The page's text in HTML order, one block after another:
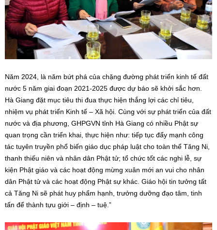
Năm 2024, là năm bứt phá của chặng đường phát triển kinh tế đất
nước 5 năm giai đoạn 2021-2025 được dự báo sẽ khởi sắc hơn.
Hà Giang đặt mục tiêu thi đua thực hiện thắng lợi các chỉ tiêu,
nhiệm vụ phát triển Kinh tế – Xã hội. Cùng với sự phát triển của đất
nước và địa phương, GHPGVN tỉnh Hà Giang có nhiều Phật sự
quan trọng cần triển khai, thực hiện như: tiếp tục đẩy mạnh công
tác tuyên truyền phổ biến giáo dục pháp luật cho toàn thể Tăng Ni,
thanh thiếu niên và nhân dân Phật tử; tổ chức tốt các nghi lễ, sự
kiện Phật giáo và các hoạt động mừng xuân mới an vui cho nhân
dân Phật tử và các hoạt động Phật sự khác. Giáo hội tin tưởng tất
cả Tăng Ni sẽ phát huy phẩm hạnh, trưởng dưỡng đạo tâm, tinh
tấn để thành tựu giới – định – tuệ.”